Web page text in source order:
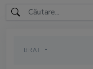
BRAT